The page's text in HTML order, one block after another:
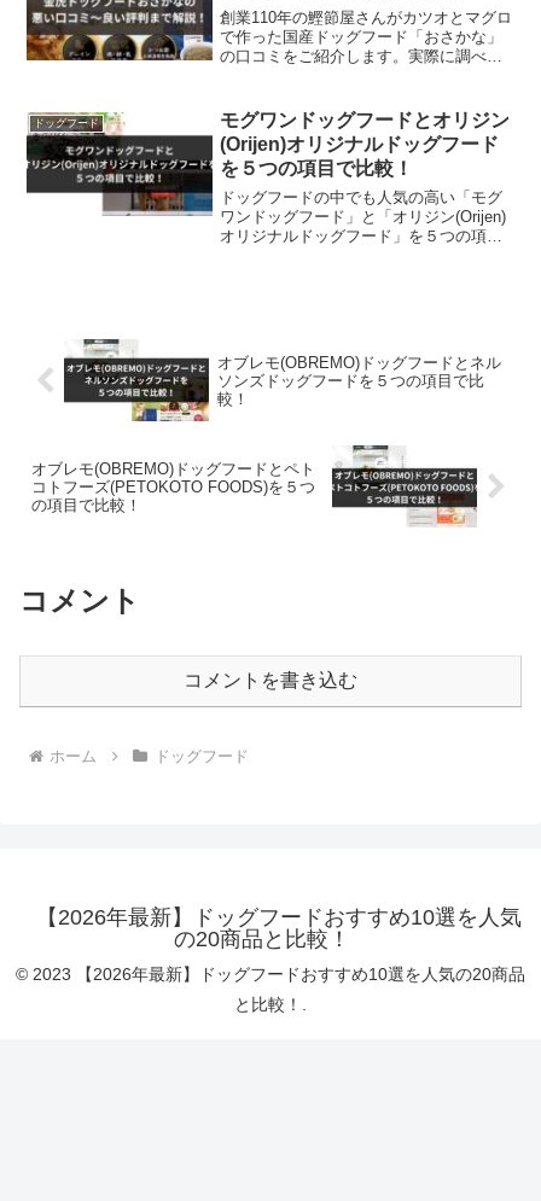
創業110年の鰹節屋さんがカツオとマグロ
で作った国産ドッグフード「おさかな」
の口コミをご紹介します。実際に調べて
立場で嘘なく真実を伝えていけたらと思
います。「おさかな」...
ドッグフード
モグワンドッグフードとオリジン
(Orijen)オリジナルドッグフード
を５つの項目で比較！
ドッグフードの中でも人気の高い「モグ
ワンドッグフード」と「オリジン(Orijen)
オリジナルドッグフード」を５つの項目
オブレモ(OBREMO)ドッグフードとネル
ソンズドッグフードを５つの項目で比
較！
オブレモ(OBREMO)ドッグフードとペト
コトフーズ(PETOKOTO FOODS)を５つ
の項目で比較！
コメント
コメントを書き込む
ホーム ドッグフード
【2026年最新】ドッグフードおすすめ10選を人気
の20商品と比較！
© 2023 【2026年最新】ドッグフードおすすめ10選を人気の20商品
と比較！.